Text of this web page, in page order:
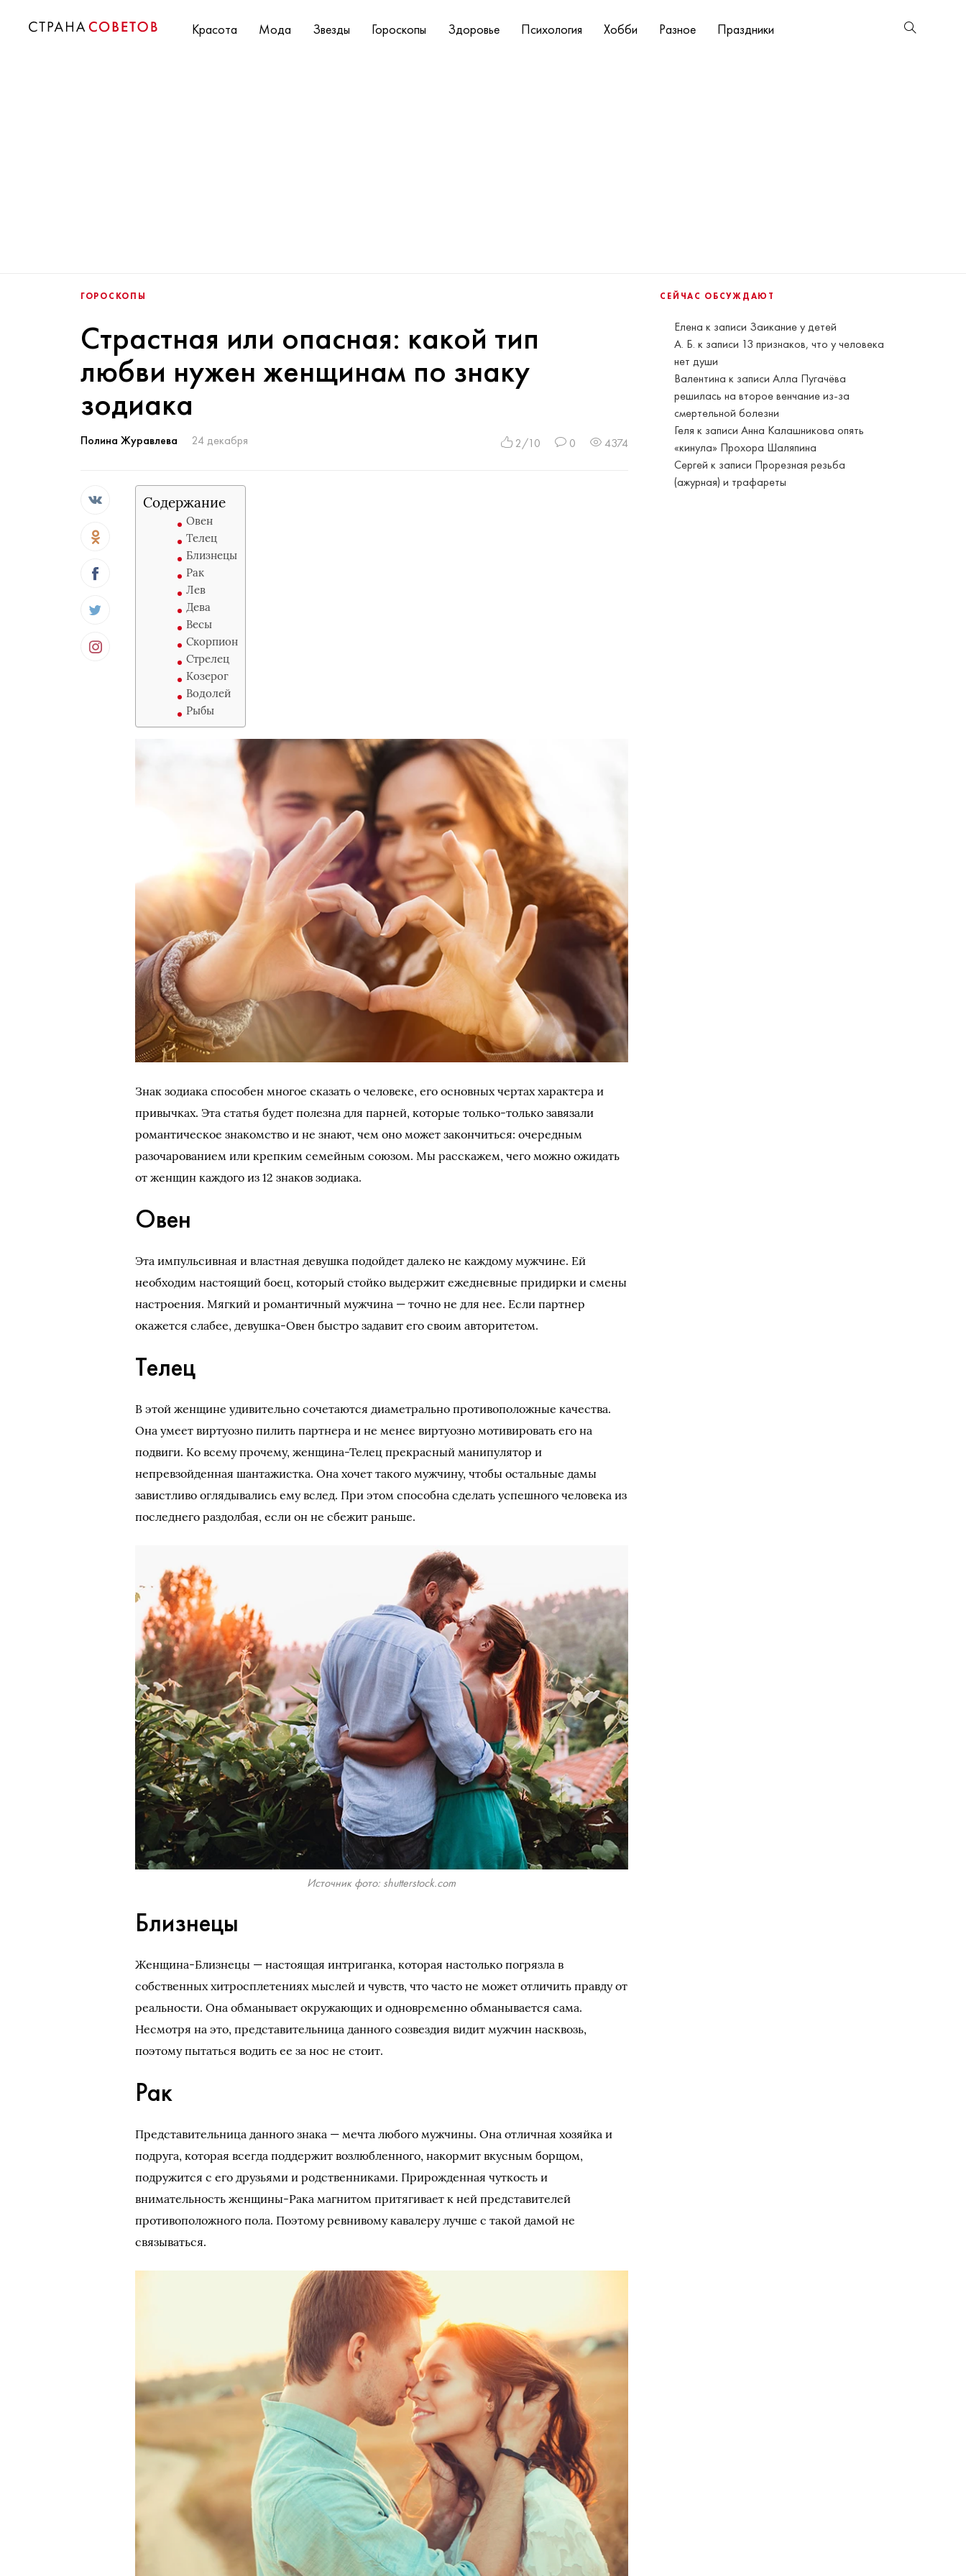
Красота Мода Звезды Гороскопы Здоровье Психология Хобби Разное Праздники
СЕЙЧАС ОБСУЖДАЮТ
Елена к записи Заикание у детей
А. Б. к записи 13 признаков, что у человека
нет души
Валентина к записиАлла Пугачёва
решилась на второе венчание из-за
смертельной болезни
Геля к записиАнна Калашникова опять
«кинула» Прохора Шаляпина
Сергей к записи Прорезная резьба
(ажурная) и трафареты
ГОРОСКОПЫ
Страстная или опасная: какой тип
любви нужен женщинам по знаку
зодиака
Полина Журавлева 24 декабря 2/10 0 4374
Содержание
Овен
Телец
Близнецы
Рак
Лев
Дева
Весы
Скорпион
Стрелец
Козерог
Водолей
Рыбы
Знак зодиака способен многое сказать о человеке, его основных чертах характера и
привычках. Эта статья будет полезна для парней, которые только-только завязали
романтическое знакомство и не знают, чем оно может закончиться: очередным
разочарованием или крепким семейным союзом. Мы расскажем, чего можно ожидать
от женщин каждого из 12 знаков зодиака.
Овен
Эта импульсивная и властная девушка подойдет далеко не каждому мужчине. Ей
необходим настоящий боец, который стойко выдержит ежедневные придирки и смены
настроения. Мягкий и романтичный мужчина — точно не для нее. Если партнер
окажется слабее, девушка-Овен быстро задавит его своим авторитетом.
Телец
В этой женщине удивительно сочетаются диаметрально противоположные качества.
Она умеет виртуозно пилить партнера и не менее виртуозно мотивировать его на
подвиги. Ко всему прочему, женщина-Телец прекрасный манипулятор и
непревзойденная шантажистка. Она хочет такого мужчину, чтобы остальные дамы
завистливо оглядывались ему вслед. При этом способна сделать успешного человека из
последнего раздолбая, если он не сбежит раньше.
Источник фото: shutterstock.com
Близнецы
Женщина-Близнецы — настоящая интриганка, которая настолько погрязла в
собственных хитросплетениях мыслей и чувств, что часто не может отличить правду от
реальности. Она обманывает окружающих и одновременно обманывается сама.
Несмотря на это, представительница данного созвездия видит мужчин насквозь,
поэтому пытаться водить ее за нос не стоит.
Рак
Представительница данного знака — мечта любого мужчины. Она отличная хозяйка и
подруга, которая всегда поддержит возлюбленного, накормит вкусным борщом,
подружится с его друзьями и родственниками. Прирожденная чуткость и
внимательность женщины-Рака магнитом притягивает к ней представителей
противоположного пола. Поэтому ревнивому кавалеру лучше с такой дамой не
связываться.